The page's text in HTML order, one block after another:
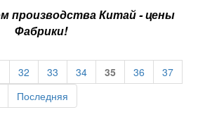
производства Китай - цены
Фабрики!
32 33 34 35 36
37
Последняя